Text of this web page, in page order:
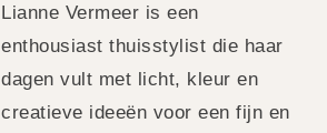
Lianne Vermeer is een
enthousiast thuisstylist die haar
dagen vult met licht, kleur en
creatieve ideeën voor een fijn en